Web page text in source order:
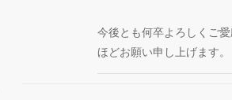
今後とも何卒よろしくご
ほどお願い申し上げます。